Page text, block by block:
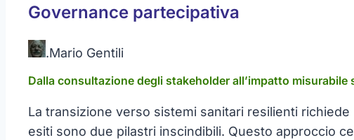
Governance partecipativa
.Mario Gentili
Dalla consultazione degli stakeholder all’impatto misurabile
La transizione verso sistemi sanitari resilienti
esiti sono due pilastri inscindibili. Questo approccio